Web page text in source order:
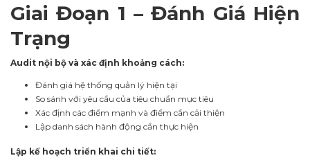
Giai Đoạn 1 – Đánh Giá Hiện
Trạng
Audit nội bộ và xác định khoảng cách:
Đánh giá hệ thống quản lý hiện tại
So sánh với yêu cầu của tiêu chuẩn mục tiêu
Xác định các điểm mạnh và điểm cần cải thiện
Lập danh sách hành động cần thực hiện
Lập kế hoạch triển khai chi tiết: